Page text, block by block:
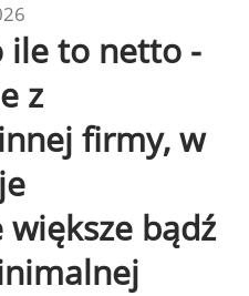
ile to netto -
z
firmy, w
bądź